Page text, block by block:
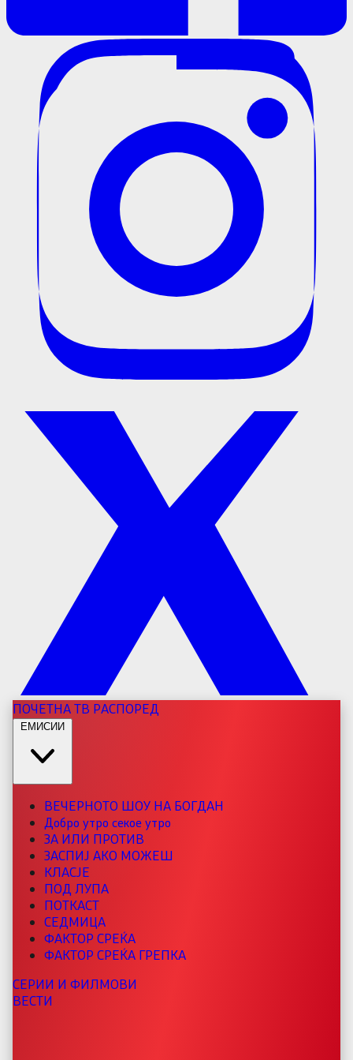
ПОЧЕТНАТВ РАСПОРЕД
ЕМИСИИ
ВЕЧЕРНОТО ШОУ НА БОГДАН
Добро утро секое утро
ЗА ИЛИ ПРОТИВ
ЗАСПИЈ АКО МОЖЕШ
КЛАСЈЕ
ПОД ЛУПА
ПОТКАСТ
СЕДМИЦА
ФАКТОР СРЕЌА
ФАКТОР СРЕЌА ГРЕПКА
СЕРИИ И ФИЛМОВИ
ВЕСТИ